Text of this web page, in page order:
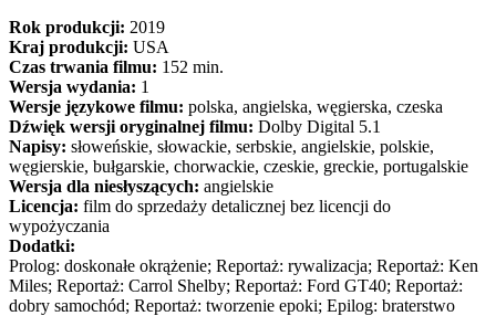
Rok produkcji: 2019
Kraj produkcji: USA
Czas trwania filmu: 152 min.
Wersja wydania: 1
Wersje językowe filmu: polska, angielska, węgierska, czeska
Dźwięk wersji oryginalnej filmu: Dolby Digital 5.1
Napisy: słoweńskie, słowackie, serbskie, angielskie, polskie,
węgierskie, bułgarskie, chorwackie, czeskie, greckie, portugalskie
Wersja dla niesłyszących: angielskie
Licencja: film do sprzedaży detalicznej bez licencji do
wypożyczania
Dodatki:
Prolog: doskonałe okrążenie; Reportaż: rywalizacja; Reportaż: Ken
Miles; Reportaż: Carrol Shelby; Reportaż: Ford GT40; Reportaż:
dobry samochód; Reportaż: tworzenie epoki; Epilog: braterstwo